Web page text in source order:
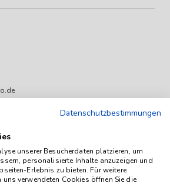
Datenschutzbestimmungen
unserer Besucherdaten platzieren, um
personalisierte Inhalte anzuzeigen und
Erlebnis zu bieten. Für weitere
verwendeten Cookies öffnen Sie die